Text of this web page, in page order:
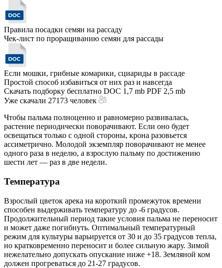
Правила посадки семян на рассаду
Чек-лист по проращиванию семян для рассады
Если мошки, грибные комарики, сциариды в рассаде
Простой способ избавиться от них раз и навсегда
Скачать подборку бесплатно DOC 1,7 mb PDF 2,5 mb
Уже скачали 27173 человек
Чтобы пальма полноценно и равномерно развивалась,
растение периодически поворачивают. Если оно будет
освещаться только с одной стороны, крона разовьется
ассиметрично. Молодой экземпляр поворачивают не менее
одного раза в неделю, а взрослую пальму по достижению
шести лет — раз в две недели.
Температура
Взрослый цветок арека на короткий промежуток времени
способен выдерживать температуру до -6 градусов.
Продолжительный период такие условия пальма не переносит
и может даже погибнуть. Оптимальный температурный
режим для культуры варьируется от 30 и до 35 градусов тепла,
но кратковременно переносит и более сильную жару. Зимой
нежелательно допускать опускание ниже +18. Земляной ком
должен прогреваться до 21-27 градусов.